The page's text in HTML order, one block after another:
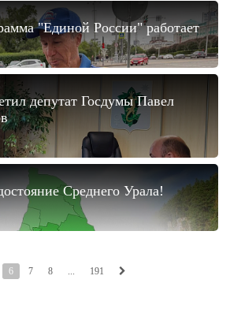
"Единой России" работает
депутат Госдумы Павел
Среднего Урала!
6 7 8 ... 191